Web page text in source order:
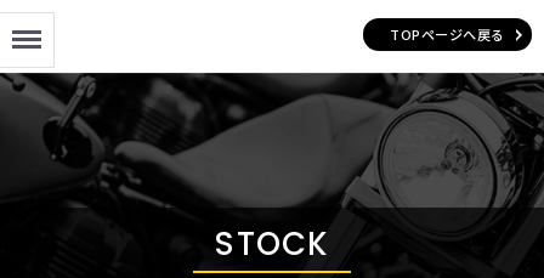
STOCK
TOPページへ戻る